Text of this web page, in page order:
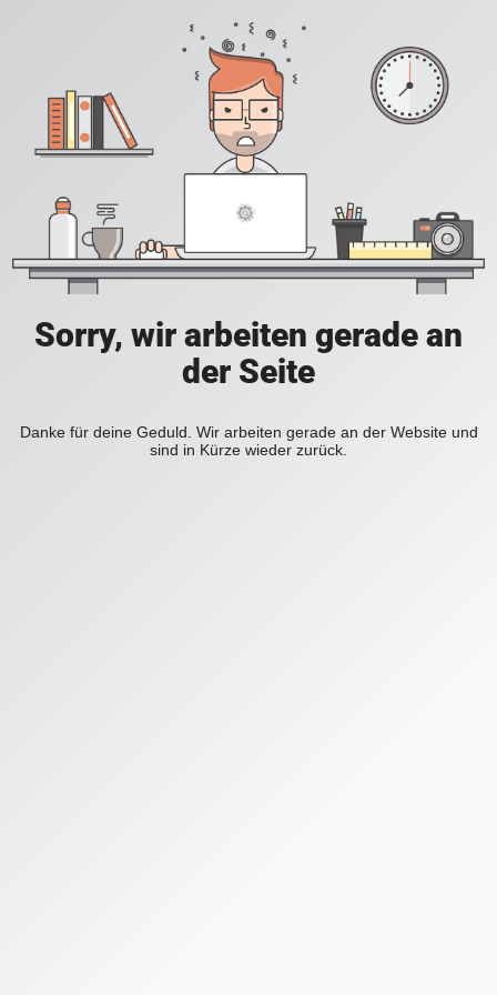
Sorry, wir arbeiten gerade an
der Seite
Danke für deine Geduld. Wir arbeiten gerade an der Website und
sind in Kürze wieder zurück.